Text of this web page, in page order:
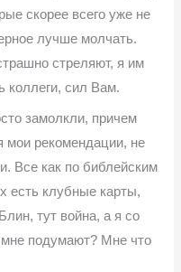
скорее всего уже не
лучше молчать.
стреляют, я им
коллеги, сил Вам.
замолкли, причем
мои рекомендации, не
Все как по библейским
есть клубные карты,
тут война, а я со
подумают? Мне что